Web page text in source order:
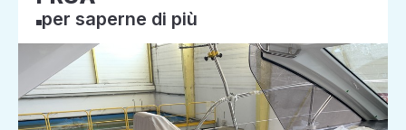
per saperne di più